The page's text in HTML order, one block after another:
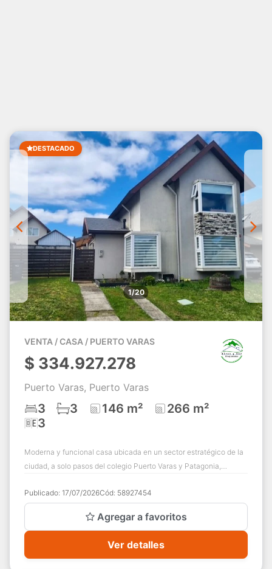
DESTACADO
1/20
VENTA / CASA / PUERTO VARAS
$ 334.927.278
Puerto Varas, Puerto Varas
3 3 146 m²
266 m²
3
Moderna y funcional casa ubicada en un sector estratégico de la
ciudad, a solo pasos del colegio Puerto Varas y Patagonia,
Publicado: 17/07/2026Cód: 58927454
Agregar a favoritos
Ver detalles